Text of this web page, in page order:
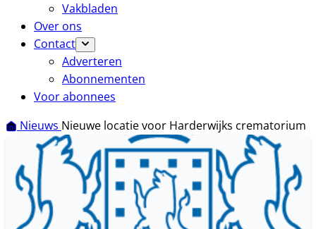
Vakbladen
Over ons
Contact
Adverteren
Abonnementen
Voor abonnees
Nieuws Nieuwe locatie voor Harderwijks crematorium